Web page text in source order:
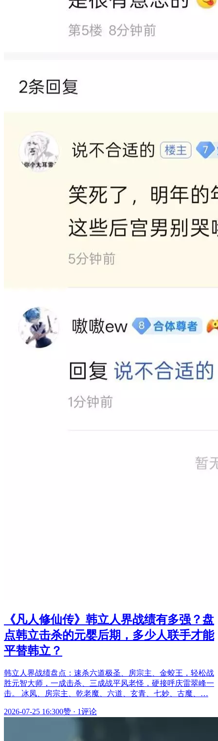
《凡人修仙传》韩立人界战绩有多强？盘
点韩立击杀的元婴后期，多少人联手才能
平替韩立？
韩立人界战绩盘点：速杀六道极圣、房宗主、金蛟王，轻松战
胜元智大师，一成击杀、三成战平风老怪，硬接呼庆雷翠峰一
击。 冰凤、房宗主、乾老魔、六道、玄青、七妙、古魔、…
2026-07-25 16:300赞 · 1评论